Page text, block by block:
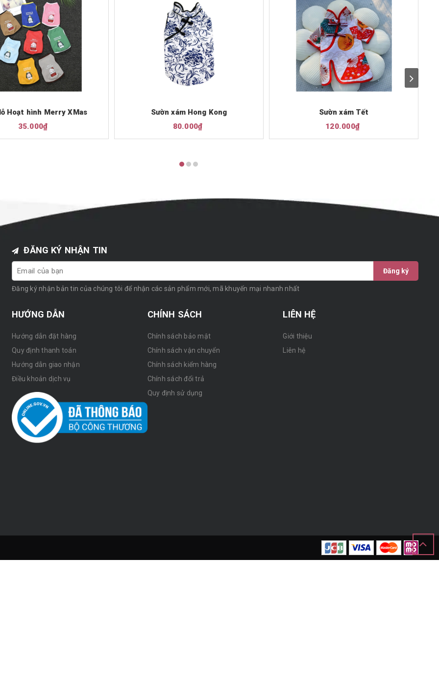
Hoạt hình Merry XMas
35.000₫
Sườn xám Hong Kong
80.000₫
Sườn xám Tết
120.000₫
ĐĂNG KÝ NHẬN TIN
Đăng ký
Đăng ký nhận bản tin của chúng tôi để nhận các sản phẩm mới, mã khuyến mại nhanh nhất
HƯỚNG DẪN
Hướng dẫn đặt hàng
Quy định thanh toán
Hướng dẫn giao nhận
Điều khoản dịch vụ
CHÍNH SÁCH
Chính sách bảo mật
Chính sách vận chuyển
Chính sách kiểm hàng
Chính sách đổi trả
Quy định sử dụng
LIÊN HỆ
Giới thiệu
Liên hệ